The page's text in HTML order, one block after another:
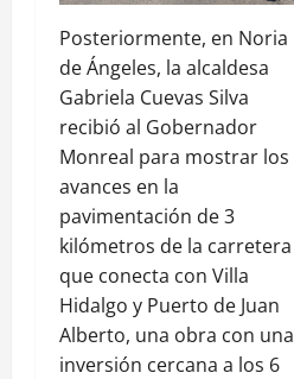
Posteriormente, en Noria
de Ángeles, la alcaldesa
Gabriela Cuevas Silva
recibió al Gobernador
Monreal para mostrar los
avances en la
pavimentación de 3
kilómetros de la carretera
que conecta con Villa
Hidalgo y Puerto de Juan
Alberto, una obra con una
inversión cercana a los 6